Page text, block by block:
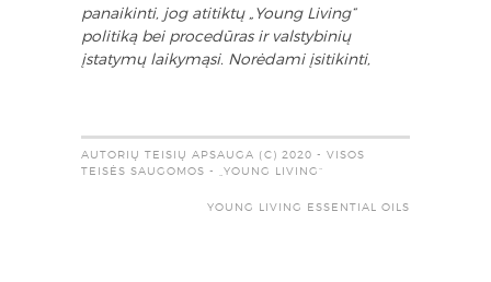
panaikinti, jog atitiktų „Young Living“
politiką bei procedūras ir valstybinių
įstatymų laikymąsi. Norėdami įsitikinti,
AUTORIŲ TEISIŲ APSAUGA (C) 2020 - VISOS
TEISĖS SAUGOMOS - „YOUNG LIVING“
YOUNG LIVING ESSENTIAL OILS